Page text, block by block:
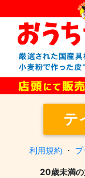
テ
利用規約 ・
20歳未満の